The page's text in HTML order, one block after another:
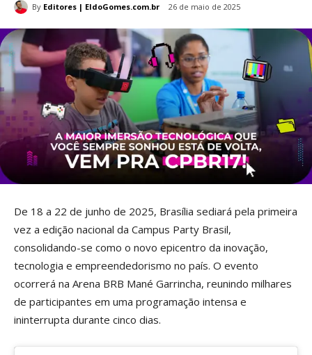
By Editores | EldoGomes.com.br 26 de maio de 2025
De 18 a 22 de junho de 2025, Brasília sediará pela primeira
vez a edição nacional da Campus Party Brasil,
consolidando-se como o novo epicentro da inovação,
tecnologia e empreendedorismo no país. O evento
ocorrerá na Arena BRB Mané Garrincha, reunindo milhares
de participantes em uma programação intensa e
ininterrupta durante cinco dias.